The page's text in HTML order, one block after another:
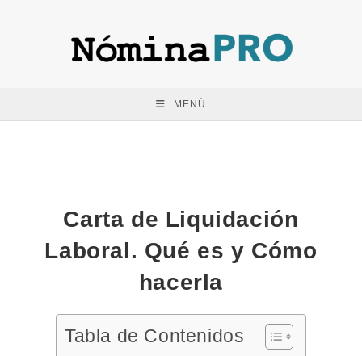
MENÚ
Carta de Liquidación
Laboral. Qué es y Cómo
hacerla
Tabla de Contenidos